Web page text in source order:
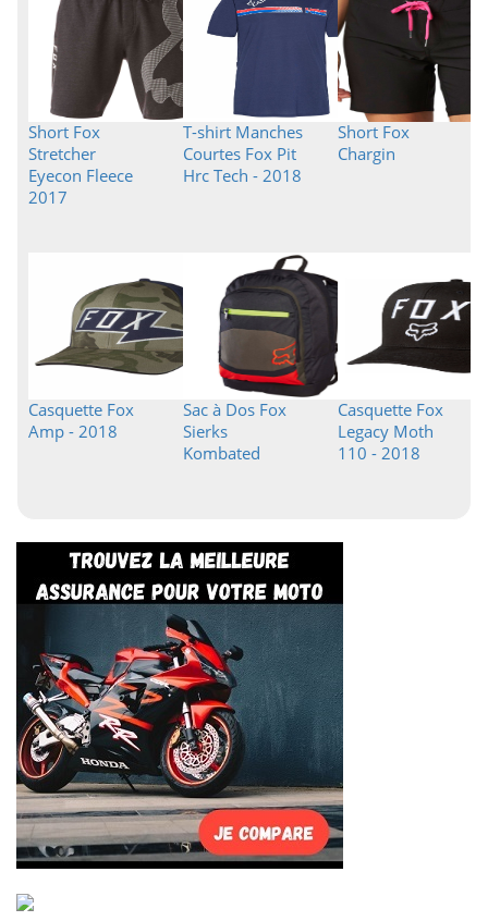
Short Fox
Stretcher
Eyecon Fleece
2017
T-shirt Manches
Courtes Fox Pit
Hrc Tech - 2018
Short Fox
Chargin
Casquette Fox
Amp - 2018
Sac à Dos Fox
Sierks
Kombated
Casquette Fox
Legacy Moth
110 - 2018